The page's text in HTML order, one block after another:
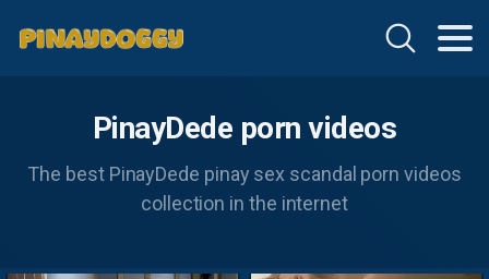
PinayDede porn videos
The best PinayDede pinay sex scandal porn videos
collection in the internet